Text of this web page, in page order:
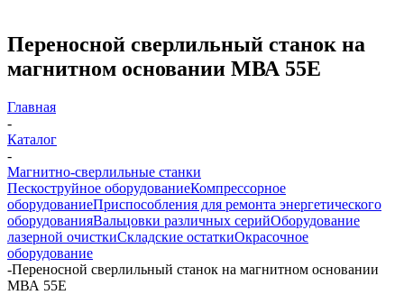
Переносной сверлильный станок на
магнитном основании МВА 55Е
Главная
-
Каталог
-
Магнитно-сверлильные станки
Пескоструйное оборудованиеКомпрессорное
оборудованиеПриспособления для ремонта энергетического
оборудованияВальцовки различных серийОборудование
лазерной очисткиСкладские остаткиОкрасочное
оборудование
-Переносной сверлильный станок на магнитном основании
МВА 55Е